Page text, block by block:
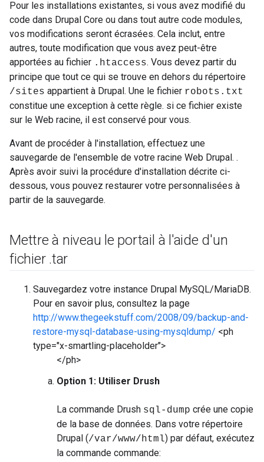
Pour les installations existantes, si vous avez modifié du
code dans Drupal Core ou dans tout autre code modules,
vos modifications seront écrasées. Cela inclut, entre
autres, toute modification que vous avez peut-être
apportées au fichier .htaccess. Vous devez partir du
principe que tout ce qui se trouve en dehors du répertoire
/sites appartient à Drupal. Une le fichier robots.txt
constitue une exception à cette règle. si ce fichier existe
sur le Web racine, il est conservé pour vous.
Avant de procéder à l'installation, effectuez une
sauvegarde de l'ensemble de votre racine Web Drupal. .
Après avoir suivi la procédure d'installation décrite ci-
dessous, vous pouvez restaurer votre personnalisées à
partir de la sauvegarde.
Mettre à niveau le portail à l'aide d'un
fichier .tar
Sauvegardez votre instance Drupal MySQL/MariaDB.
Pour en savoir plus, consultez la page
http://www.thegeekstuff.com/2008/09/backup-and-
restore-mysql-database-using-mysqldump/ <ph
type="x-smartling-placeholder">
</ph>
Option 1: Utiliser Drush
La commande Drush sql-dump crée une copie
de la base de données. Dans votre répertoire
Drupal (/var/www/html) par défaut, exécutez
la commande commande: